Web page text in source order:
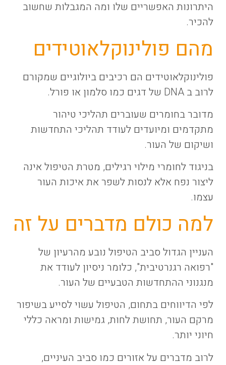
היתרונות האפשריים שלו ומה המגבלות שחשוב
להכיר.
מהם פולינוקלאוטידים
פולינוקלאוטידים הם רכיבים ביולוגיים שמקורם
לרוב ב DNA של דגים כמו סלמון או פורל.
מדובר בחומרים שעוברים תהליכי טיהור
מתקדמים ומיועדים לעודד תהליכי התחדשות
ושיקום של העור.
בניגוד לחומרי מילוי רגילים, מטרת הטיפול אינה
ליצור נפח אלא לנסות לשפר את איכות העור
עצמו.
למה כולם מדברים על זה
העניין הגדול סביב הטיפול נובע מהרעיון של
"רפואה רגנרטיבית", כלומר ניסיון לעודד את
מנגנוני ההתחדשות הטבעיים של העור.
לפי הדיווחים בתחום, הטיפול עשוי לסייע בשיפור
מרקם העור, תחושת לחות, גמישות ומראה כללי
חיוני יותר.
לרוב מדברים על אזורים כמו סביב העיניים,